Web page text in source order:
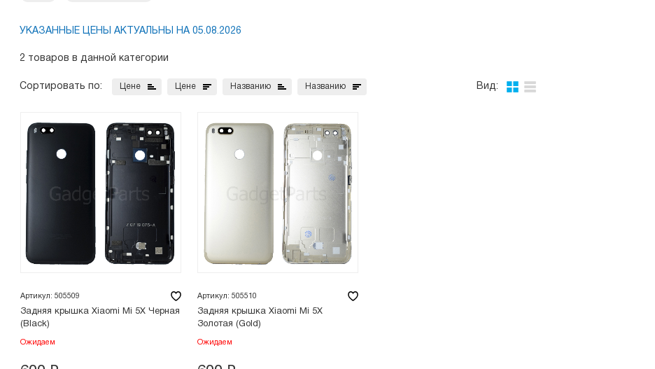
УКАЗАННЫЕ ЦЕНЫ АКТУАЛЬНЫ НА 05.08.2026
2 товаров в данной категории
Вид:
Сортировать по: Цене Цене Названию Названию
Артикул: 505509
Задняя крышка Xiaomi Mi 5X Черная
(Black)
Ожидаем
Артикул: 505510
Задняя крышка Xiaomi Mi 5X
Золотая (Gold)
Ожидаем